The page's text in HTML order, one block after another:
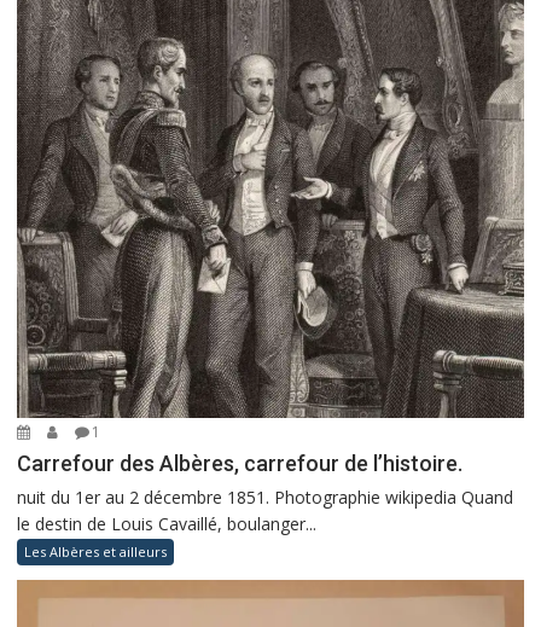
1
Carrefour des Albères, carrefour de l’histoire.
nuit du 1er au 2 décembre 1851. Photographie wikipedia Quand
le destin de Louis Cavaillé, boulanger...
Les Albères et ailleurs